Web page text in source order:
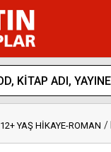
12+ YAŞ HİKAYE-ROMAN